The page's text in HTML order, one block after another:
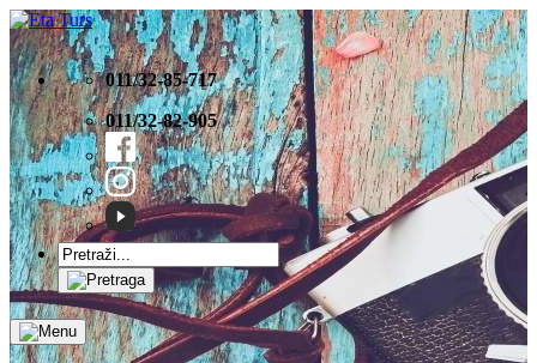
011/32-85-717
011/32-82-905